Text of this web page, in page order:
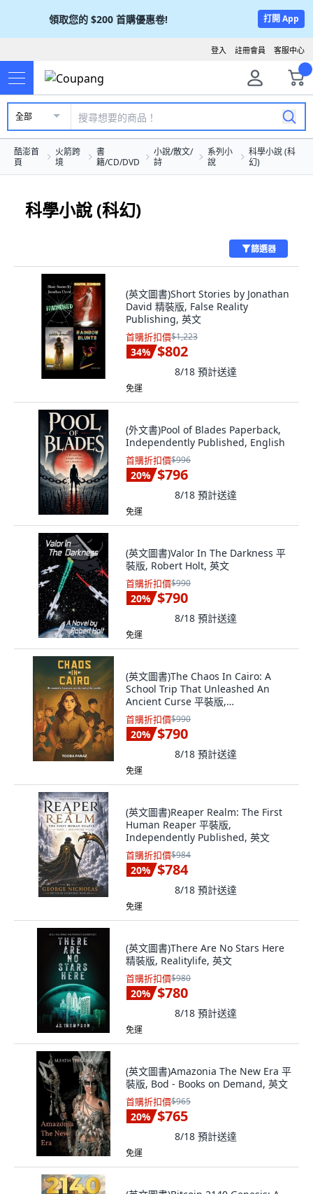
領取您的 $200 首購優惠卷! 打開 App
客服中心
註冊會員
登入
全部
酷澎首
頁
火箭跨
境
書
籍/CD/DVD
小說/散文/
詩
系列小
說
科學小說 (科
幻)
科學小說 (科幻)
篩選器
(英文圖書)Short Stories by Jonathan
David 精裝版, False Reality
Publishing, 英文
首購折扣價$1,223
34% $802
8/18 預計送達
免運
(外文書)Pool of Blades Paperback,
Independently Published, English
首購折扣價$996
20% $796
8/18 預計送達
免運
(英文圖書)Valor In The Darkness 平
裝版, Robert Holt, 英文
首購折扣價$990
20% $790
8/18 預計送達
免運
(英文圖書)The Chaos In Cairo: A
School Trip That Unleashed An
Ancient Curse 平裝版,
Independently Published, English
首購折扣價$990
20% $790
8/18 預計送達
免運
(英文圖書)Reaper Realm: The First
Human Reaper 平裝版,
Independently Published, 英文
首購折扣價$984
20% $784
8/18 預計送達
免運
(英文圖書)There Are No Stars Here
精裝版, Realitylife, 英文
首購折扣價$980
20% $780
8/18 預計送達
免運
(英文圖書)Amazonia The New Era 平
裝版, Bod - Books on Demand, 英文
首購折扣價$965
20% $765
8/18 預計送達
免運